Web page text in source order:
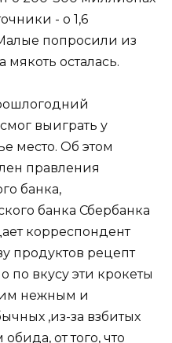
- о 1,6
попросили из
мякоть осталась.
выиграть у
место. Об этом
правления
банка,
банка Сбербанка
корреспондент
продуктов рецепт
по вкусу эти крокеты
нежным и
,из-за взбитых
от того, что